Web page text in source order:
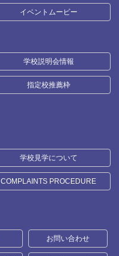
イベントムービー
学校説明会情報
指定校推薦枠
学校見学について
COMPLAINTS PROCEDURE
お問い合わせ